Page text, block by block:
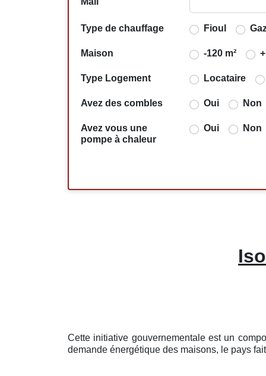
Type de chauffage Fioul
Maison -120 m²
Type Logement Locataire
Avez des combles Oui Non
Avez vous une
pompe à chaleur
Oui Non
Cette initiative gouvernementale est un
demande énergétique des maisons, le pays